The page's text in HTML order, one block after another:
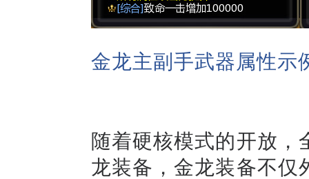
金龙主副手武器属性示
随着硬核模式的开放，
龙装备，金龙装备不仅